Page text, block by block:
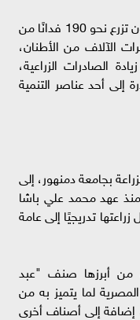
وأوضح "عزام" أن قرى مركز وادي النطرون تزرع نحو 190 فدانًا من
الآلاف من الأطنان،
الصادرات الزراعية،
أحد عناصر التنمية
بجامعة دمنهور، إلى
عهد محمد علي باشا
تدريجيًا إلى عامة
من أبرزها صنف "عبد
لما يتميز به من
إضافة إلى أصناف أخرى